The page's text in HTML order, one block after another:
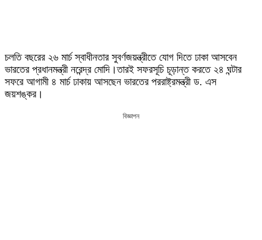
চলতি বছরের ২৬ মার্চ স্বাধীনতার সুবর্ণজয়ন্ত্রীতে যোগ দিতে ঢাকা আসবেন
ভারতের প্রধানমন্ত্রী নরেন্দ্র মোদি।তারই সফরসূচি চূড়ান্ত করতে ২৪ ঘন্টার
সফরে আগামী ৪ মার্চ ঢাকায় আসছেন ভারতের পররাষ্ট্রমন্ত্রী ড. এস
জয়শঙ্কর।
বিজ্ঞাপন